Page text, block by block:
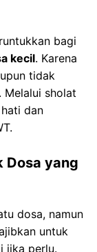
bagi
kecil. Karena
tidak
Melalui sholat
dan
Dosa yang
dosa, namun
untuk
jika perlu.